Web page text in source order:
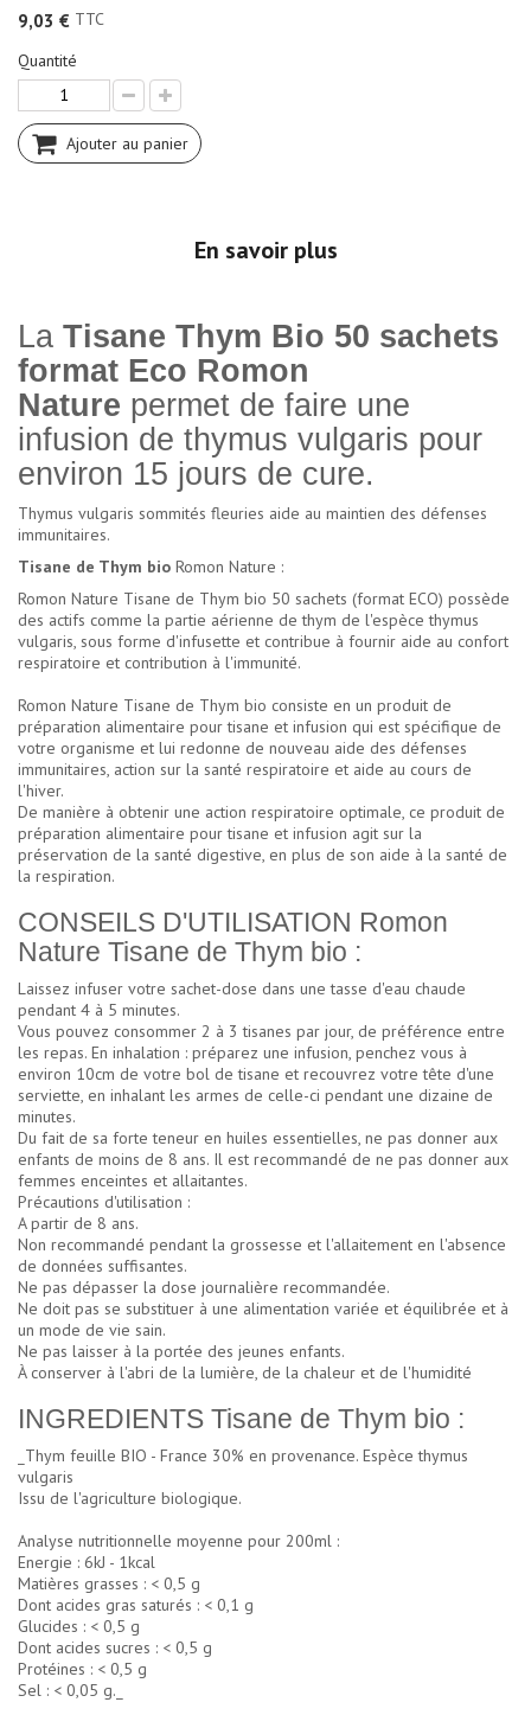
9,03 € TTC
Quantité
Ajouter au panier
En savoir plus
La Tisane Thym Bio 50 sachets
format Eco Romon
Nature permet de faire une
infusion de thymus vulgaris pour
environ 15 jours de cure.
Thymus vulgaris sommités fleuries aide au maintien des défenses
immunitaires.
Tisane de Thym bio Romon Nature :
Romon Nature Tisane de Thym bio 50 sachets (format ECO) possède
des actifs comme la partie aérienne de thym de l'espèce thymus
vulgaris, sous forme d'infusette et contribue à fournir aide au confort
respiratoire et contribution à l'immunité.
Romon Nature Tisane de Thym bio consiste en un produit de
préparation alimentaire pour tisane et infusion qui est spécifique de
votre organisme et lui redonne de nouveau aide des défenses
immunitaires, action sur la santé respiratoire et aide au cours de
l'hiver.
De manière à obtenir une action respiratoire optimale, ce produit de
préparation alimentaire pour tisane et infusion agit sur la
préservation de la santé digestive, en plus de son aide à la santé de
la respiration.
CONSEILS D'UTILISATION Romon
Nature Tisane de Thym bio :
Laissez infuser votre sachet-dose dans une tasse d'eau chaude
pendant 4 à 5 minutes.
Vous pouvez consommer 2 à 3 tisanes par jour, de préférence entre
les repas. En inhalation : préparez une infusion, penchez vous à
environ 10cm de votre bol de tisane et recouvrez votre tête d'une
serviette, en inhalant les armes de celle-ci pendant une dizaine de
minutes.
Du fait de sa forte teneur en huiles essentielles, ne pas donner aux
enfants de moins de 8 ans. Il est recommandé de ne pas donner aux
femmes enceintes et allaitantes.
Précautions d'utilisation :
A partir de 8 ans.
Non recommandé pendant la grossesse et l'allaitement en l'absence
de données suffisantes.
Ne pas dépasser la dose journalière recommandée.
Ne doit pas se substituer à une alimentation variée et équilibrée et à
un mode de vie sain.
Ne pas laisser à la portée des jeunes enfants.
À conserver à l'abri de la lumière, de la chaleur et de l'humidité
INGREDIENTS Tisane de Thym bio :
_Thym feuille BIO - France 30% en provenance. Espèce thymus
vulgaris
Issu de l'agriculture biologique.
Analyse nutritionnelle moyenne pour 200ml :
Energie : 6kJ - 1kcal
Matières grasses : < 0,5 g
Dont acides gras saturés : < 0,1 g
Glucides : < 0,5 g
Dont acides sucres : < 0,5 g
Protéines : < 0,5 g
Sel : < 0,05 g._